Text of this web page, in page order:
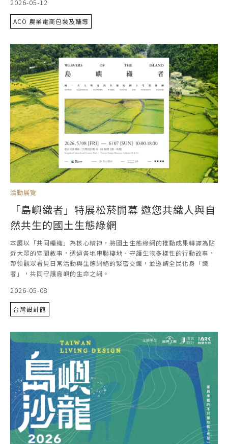
2026-05-12
ACO 農業電商包裝及輔導
活動展覽
「島嶼織者」特展松菸開幕 邀您共織人與自
然共生的國土生態綠網
本展以「共同編織」為核心精神，將國土生態綠網的推動成果轉譯為貼
近大眾的空間敘事，透過各地串聯棲地、守護生物多樣性的行動故事，
帶領觀眾看見日常活動與生態網絡的緊密交織，並邀請全民化身「織
者」，共同守護島嶼的生命之網。
2026-05-08
台灣設計館